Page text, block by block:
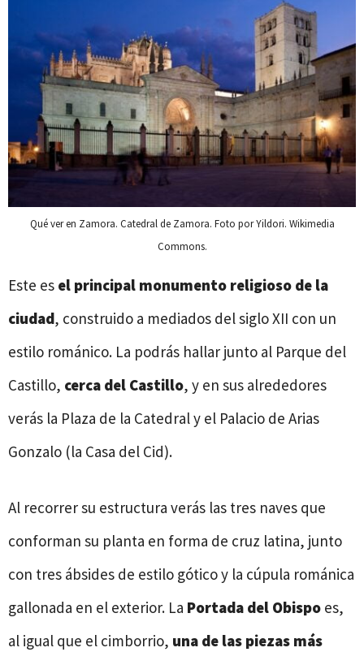
Qué ver en Zamora. Catedral de Zamora. Foto por Yildori. Wikimedia
Commons.
Este es el principal monumento religioso de la
ciudad, construido a mediados del siglo XII con un
estilo románico. La podrás hallar junto al Parque del
Castillo, cerca del Castillo, y en sus alrededores
verás la Plaza de la Catedral y el Palacio de Arias
Gonzalo (la Casa del Cid).
Al recorrer su estructura verás las tres naves que
conforman su planta en forma de cruz latina, junto
con tres ábsides de estilo gótico y la cúpula románica
gallonada en el exterior. La Portada del Obispo es,
al igual que el cimborrio, una de las piezas más